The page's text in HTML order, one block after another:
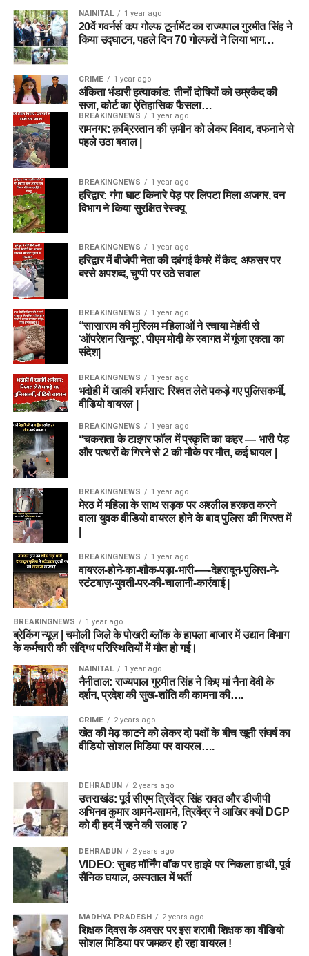
NAINITAL 1 year ago
20वें गवर्नर्स कप गोल्फ टूर्नामेंट का राज्यपाल गुरमीत सिंह ने
किया उद्घाटन, पहले दिन 70 गोल्फरों ने लिया भाग…
CRIME 1 year ago
अंकिता भंडारी हत्याकांड: तीनों दोषियों को उम्रकैद की
सजा, कोर्ट का ऐतिहासिक फैसला…
BREAKINGNEWS 1 year ago
रामनगर: क़ब्रिस्तान की ज़मीन को लेकर विवाद, दफनाने से
पहले उठा बवाल |
BREAKINGNEWS 1 year ago
हरिद्वार: गंगा घाट किनारे पेड़ पर लिपटा मिला अजगर, वन
विभाग ने किया सुरक्षित रेस्क्यू
BREAKINGNEWS 1 year ago
हरिद्वार में बीजेपी नेता की दबंगई कैमरे में कैद, अफसर पर
बरसे अपशब्द, चुप्पी पर उठे सवाल
BREAKINGNEWS 1 year ago
“सासाराम की मुस्लिम महिलाओं ने रचाया मेहंदी से
‘ऑपरेशन सिन्दूर’, पीएम मोदी के स्वागत में गूंजा एकता का
संदेश|
BREAKINGNEWS 1 year ago
भदोही में खाकी शर्मसार: रिश्वत लेते पकड़े गए पुलिसकर्मी,
वीडियो वायरल |
BREAKINGNEWS 1 year ago
“चकराता के टाइगर फॉल में प्रकृति का कहर — भारी पेड़
और पत्थरों के गिरने से 2 की मौके पर मौत, कई घायल |
BREAKINGNEWS 1 year ago
मेरठ में महिला के साथ सड़क पर अश्लील हरकत करने
वाला युवक वीडियो वायरल होने के बाद पुलिस की गिरफ्त में
BREAKINGNEWS 1 year ago
वायरल-होने-का-शौक-पड़ा-भारी-—-देहरादून-पुलिस-ने-
स्टंटबाज़-युवती-पर-की-चालानी-कार्रवाई |
BREAKINGNEWS 1 year ago
ब्रेकिंग न्यूज़ | चमोली जिले के पोखरी ब्लॉक के हापला बाजार में उद्यान विभाग
के कर्मचारी की संदिग्ध परिस्थितियों में मौत हो गई।
NAINITAL 1 year ago
नैनीताल: राज्यपाल गुरमीत सिंह ने किए मां नैना देवी के
दर्शन, प्रदेश की सुख-शांति की कामना की….
CRIME 2 years ago
खेत की मेढ़ काटने को लेकर दो पक्षों के बीच खूनी संघर्ष का
वीडियो सोशल मिडिया पर वायरल….
DEHRADUN 2 years ago
उत्तराखंड: पूर्व सीएम त्रिवेंद्र सिंह रावत और डीजीपी
अभिनव कुमार आमने-सामने, त्रिवेंद्र ने आखिर क्यों DGP
को दी हद में रहने की सलाह ?
DEHRADUN 2 years ago
VIDEO: सुबह मॉर्निंग वॉक पर हाइवे पर निकला हाथी, पूर्व
सैनिक घयाल, अस्पताल में भर्ती
MADHYA PRADESH 2 years ago
शिक्षक दिवस के अवसर पर इस शराबी शिक्षक का वीडियो
सोशल मिडिया पर जमकर हो रहा वायरल !